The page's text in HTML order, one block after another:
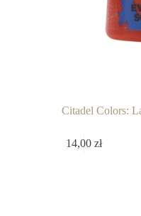
Citadel Colors:
14,00zł